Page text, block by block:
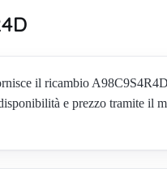
il ricambio
e prezzo tramite il